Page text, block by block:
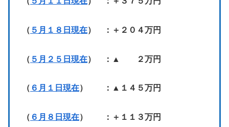
（ ５月１８日現在） ：＋２０４万円
（ ５月２５日現在） ：▲ ２万円
（ ６月１日現在） ：▲１４５万円
（ ６月８日現在） ：＋１１３万円